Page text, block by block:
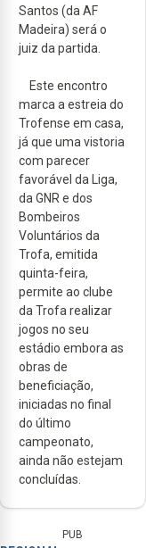
Santos (da AF
Madeira) será o
juiz da partida.
Este encontro
marca a estreia do
Trofense em casa,
já que uma vistoria
com parecer
favorável da Liga,
da GNR e dos
Bombeiros
Voluntários da
Trofa, emitida
quinta-feira,
permite ao clube
da Trofa realizar
jogos no seu
estádio embora as
obras de
beneficiação,
iniciadas no final
do último
campeonato,
ainda não estejam
concluídas.
PUB